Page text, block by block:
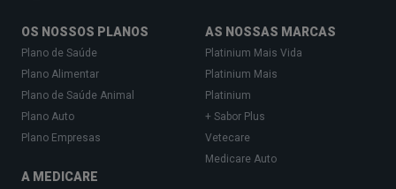
OS NOSSOS PLANOS
Plano de Saúde
Plano Alimentar
Plano de Saúde Animal
Plano Auto
Plano Empresas
A MEDICARE
AS NOSSAS MARCAS
Platinium Mais Vida
Platinium Mais
Platinium
+ Sabor Plus
Vetecare
Medicare Auto